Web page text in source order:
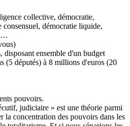
collective, démocratie,
consensuel, démocratie liquide,
disposant ensemble d'un budget
(5 députés) à 8 millions d'euros (20
pouvoirs.
judiciaire » est une théorie parmi
la concentration des pouvoirs dans les